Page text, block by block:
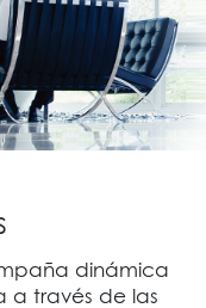
dinámica
través de las